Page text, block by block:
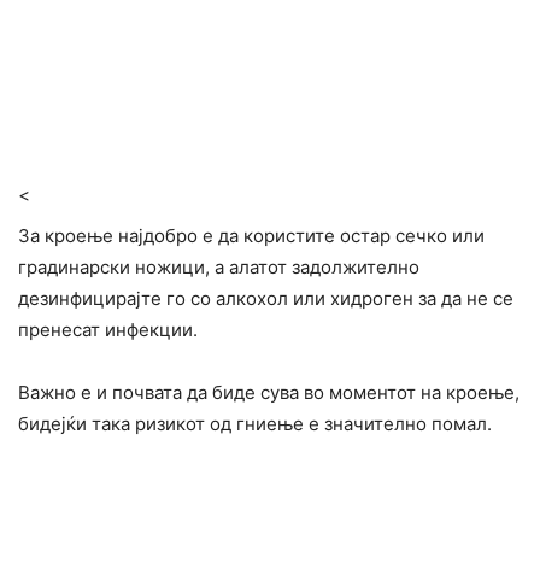
<
За кроење најдобро е да користите остар сечко или
градинарски ножици, а алатот задолжително
дезинфицирајте го со алкохол или хидроген за да не се
пренесат инфекции.
Важно е и почвата да биде сува во моментот на кроење,
бидејќи така ризикот од гниење е значително помал.